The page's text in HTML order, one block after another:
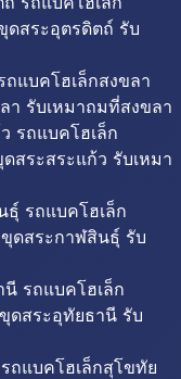
ดสระอุตรดิตถ์ รับ
แบคโฮเล็กสงขลา
า รับเหมาถมที่สงขลา
รถแบคโฮเล็ก
สระสระแก้ว รับเหมา
รถแบคโฮเล็ก
ดสระกาฬสินธุ์ รับ
รถแบคโฮเล็ก
ดสระอุทัยธานี รับ
ถแบคโฮเล็กสุโขทัย